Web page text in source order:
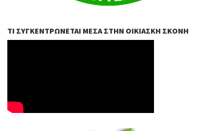
ΤΙ ΣΥΓΚΕΝΤΡΏΝΕΤΑΙ ΜΈΣΑ ΣΤΗΝ ΟΙΚΙΑΣΚΉ ΣΚΌΝΗ